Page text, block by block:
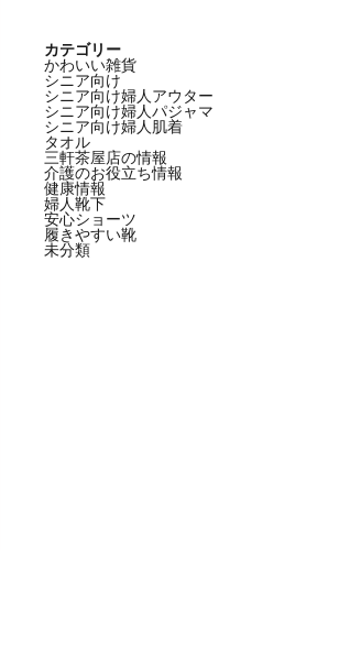
カテゴリー
かわいい雑貨
シニア向け
シニア向け婦人アウター
シニア向け婦人パジャマ
シニア向け婦人肌着
タオル
三軒茶屋店の情報
介護のお役立ち情報
健康情報
婦人靴下
安心ショーツ
履きやすい靴
未分類